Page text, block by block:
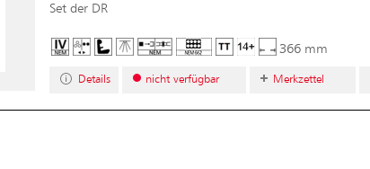
Set der DR
366 mm
Details nicht verfügbar Merkzettel